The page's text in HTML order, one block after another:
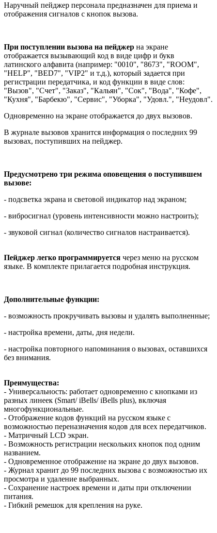
Наручный пейджер персонала предназначен для приема и
отображения сигналов с кнопок вызова.
При поступлении вызова на пейджер на экране
отображается вызывающий код в виде цифр и букв
латинского алфавита (например: "0010", "8673", "ROOM",
"HELP", "BED7", "VIP2" и т.д.), который задается при
регистрации передатчика, и код функции в виде слов:
"Вызов", "Счет", "Заказ", "Кальян", "Сок", "Вода", "Кофе",
"Кухня", "Барбекю", "Сервис", "Уборка", "Удовл.", "Неудовл".
Одновременно на экране отображается до двух вызовов.
В журнале вызовов хранится информация о последних 99
вызовах, поступивших на пейджер.
Предусмотрено три режима оповещения о поступившем
вызове:
- подсветка экрана и световой индикатор над экраном;
- вибросигнал (уровень интенсивности можно настроить);
- звуковой сигнал (количество сигналов настраивается).
Пейджер легко программируется через меню на русском
языке. В комплекте прилагается подробная инструкция.
Дополнительные функции:
- возможность прокручивать вызовы и удалять выполненные;
- настройка времени, даты, дня недели.
- настройка повторного напоминания о вызовах, оставшихся
без внимания.
Преимущества:
- Универсальность: работает одновременно с кнопками из
разных линеек (Smart/ iBells/ iBells plus), включая
многофункциональные.
- Отображение кодов функций на русском языке с
возможностью переназначения кодов для всех передатчиков.
- Матричный LCD экран.
- Возможность регистрации нескольких кнопок под одним
названием.
- Од­новре­мен­ное отоб­ра­жение на эк­ра­не до двух вызовов.
- Журнал хранит до 99 последних вызова с воз­можностью их
про­смотра и уда­ление выбранных.
- Сохранение нас­троек вре­мени и да­ты при отключении
питания.
- Гибкий ремешок для крепления на руке.